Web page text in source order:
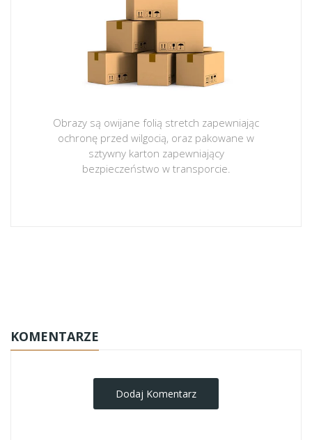
Obrazy są owijane folią stretch zapewniając
ochronę przed wilgocią, oraz pakowane w
sztywny karton zapewniający
bezpieczeństwo w transporcie.
KOMENTARZE
Dodaj Komentarz